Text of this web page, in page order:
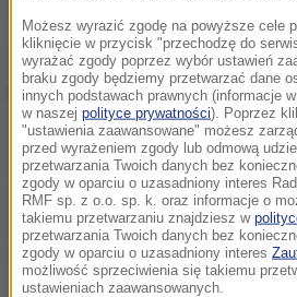
27-latka nad starszą o dwa lata
przewagę nie tylko w postaci
oraz wyższej pozycji w
odpoczynku. Szwedowa swój
grała w piątek rano i miała
regenerację. Krakowianka
wywalczyła w czwartek.
Możesz wyrazić zgodę na powyższe cele
kliknięcie w przycisk "przechodzę do
wyrażać zgody poprzez wybór ustawień
braku zgody będziemy przetwarzać dane
innych podstawach prawnych (informacje
w naszej polityce prywatności). Poprzez
"ustawienia zaawansowane" możesz
przed wyrażeniem zgody lub odmową
przetwarzania Twoich danych bez
zgody w oparciu o uzasadniony interes
RMF sp. z o.o. sp. k. oraz informacje o
takiemu przetwarzaniu znajdziesz w
przetwarzania Twoich danych bez
zgody w oparciu o uzasadniony interes
możliwość sprzeciwienia się takiemu
ustawieniach zaawansowanych.